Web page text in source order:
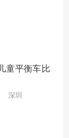
童平衡车比
深圳